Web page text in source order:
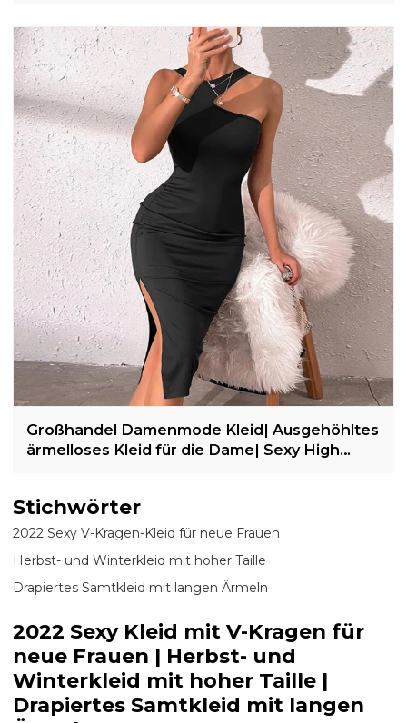
Großhandel Damenmode Kleid| Ausgehöhltes
ärmelloses Kleid für die Dame| Sexy High
Stichwörter
2022 Sexy V-Kragen-Kleid für neue Frauen
Herbst- und Winterkleid mit hoher Taille
Drapiertes Samtkleid mit langen Ärmeln
2022 Sexy Kleid mit V-Kragen für
neue Frauen | Herbst- und
Winterkleid mit hoher Taille |
Drapiertes Samtkleid mit langen